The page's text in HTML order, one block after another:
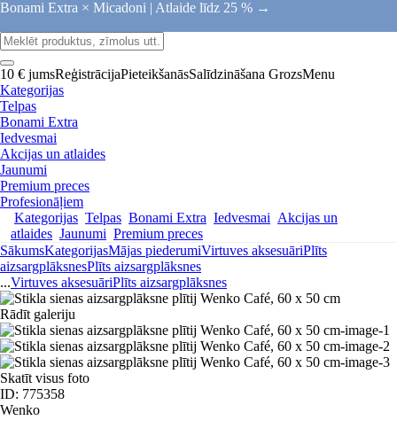
Bonami Extra × Micadoni | Atlaide līdz 25 % →
10 € jumsReģistrācijaPieteikšanāsSalīdzināšana GrozsMenu
Kategorijas
Telpas
Bonami Extra
Iedvesmai
Akcijas un atlaides
Jaunumi
Premium preces
Profesionāļiem
Kategorijas Telpas Bonami Extra Iedvesmai Akcijas un
atlaides Jaunumi Premium preces
SākumsKategorijasMājas piederumiVirtuves aksesuāriPlīts
aizsargplāksnesPlīts aizsargplāksnes
...Virtuves aksesuāriPlīts aizsargplāksnes
Rādīt galeriju
Skatīt visus foto
ID: 775358
Wenko